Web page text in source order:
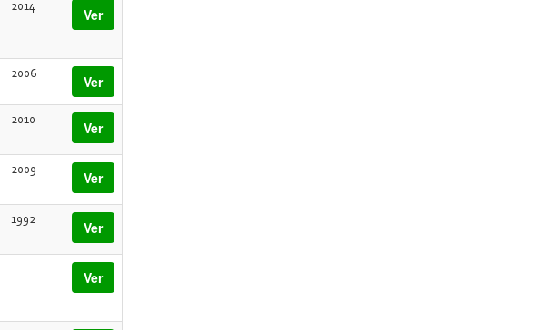
2014 Ver
2006 Ver
2010 Ver
2009 Ver
1992 Ver
Ver